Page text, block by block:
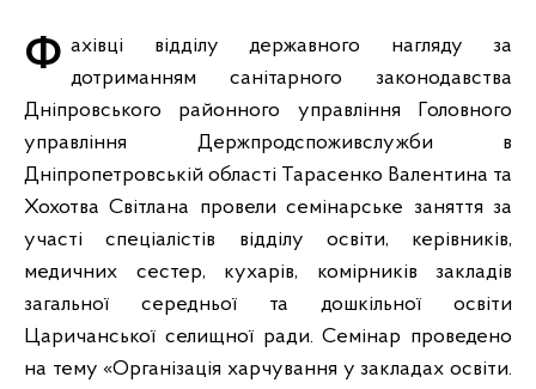
Фахівці відділу державного нагляду за дотриманням санітарного законодавства
Дніпровського районного управління Головного
управління Держпродспоживслужби в
Дніпропетровській області Тарасенко Валентина та
Хохотва Світлана провели семінарське заняття за
участі спеціалістів відділу освіти, керівників,
медичних сестер, кухарів, комірників закладів
загальної середньої та дошкільної освіти
Царичанської селищної ради. Семінар проведено
на тему «Організація харчування у закладах освіти.